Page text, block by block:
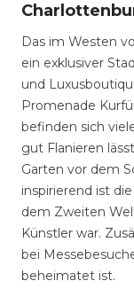
Das im Westen
ein exklusiver
und
Promenade
befinden sich
gut Flanieren
Garten vor dem
inspirierend ist
dem Zweiten
Künstler war.
bei
beheimatet ist.